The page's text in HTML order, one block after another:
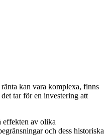
kan vara komplexa, finns
tar för en investering att
effekten av olika
och dess historiska